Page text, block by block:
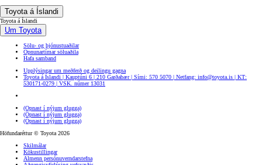
Toyota á Íslandi
Toyota á Íslandi
Um Toyota
Sölu- og þjónustuaðilar
Opnunartímar söluaðila
Hafa samband
Upplýsingar um meðferð og deilingu gagna
Toyota á Íslandi | Kauptúni 6 | 210 Garðabær | Sími: 570 5070 | Netfang: info@toyota.is | KT:
530171-0279 | VSK. númer 13031
(Opnast í nýjum glugga)
(Opnast í nýjum glugga)
(Opnast í nýjum glugga)
Höfundaréttur © Toyota 2026
Skilmálar
Kökustillingar
Almenn persónuverndarstefna